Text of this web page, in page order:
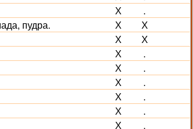
Х
.
пудра. Х
Х
Х
Х
Х
.
Х
.
Х
.
Х
.
Х
.
Х
.